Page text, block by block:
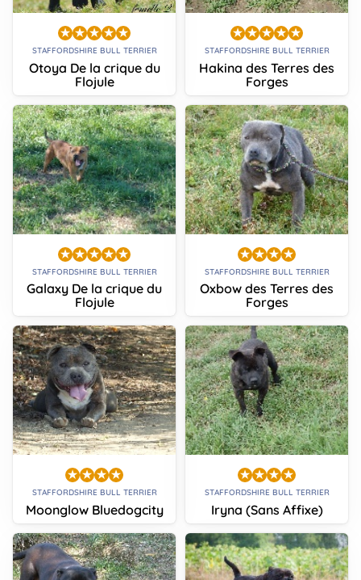
STAFFORDSHIRE BULL TERRIER
Otoya De la crique du
Flojule
STAFFORDSHIRE BULL TERRIER
Hakina des Terres des
Forges
STAFFORDSHIRE BULL TERRIER
Galaxy De la crique du
Flojule
STAFFORDSHIRE BULL TERRIER
Oxbow des Terres des
Forges
STAFFORDSHIRE BULL TERRIER
Moonglow Bluedogcity
STAFFORDSHIRE BULL TERRIER
Iryna (Sans Affixe)